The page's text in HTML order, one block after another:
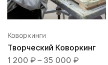
Коворкинги
Творческий Коворкинг
1 200 ₽ – 35 000 ₽